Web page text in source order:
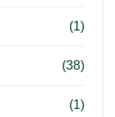
(1)
(38)
(1)